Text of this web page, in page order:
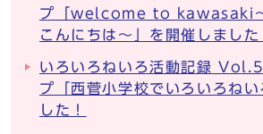
プ「welcome to kawasaki～
こんにちは～」を開催しました
いろいろねいろ活動記録
プ「西菅小学校でいろいろね
した！